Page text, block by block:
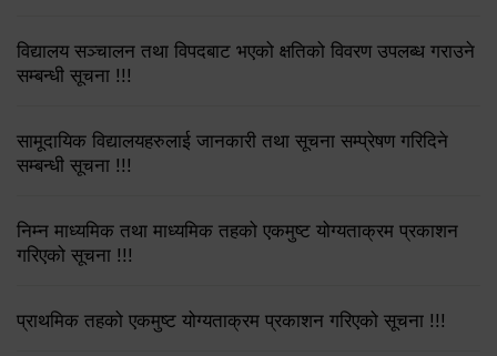
विद्यालय सञ्चालन तथा विपदबाट भएको क्षतिको विवरण उपलब्ध गराउने
सम्बन्धी सूचना !!!
सामूदायिक विद्यालयहरुलाई जानकारी तथा सूचना सम्प्रेषण गरिदिने
सम्बन्धी सूचना !!!
निम्न माध्यमिक तथा माध्यमिक तहको एकमुष्ट योग्यताक्रम प्रकाशन
गरिएको सूचना !!!
प्राथमिक तहको एकमुष्ट योग्यताक्रम प्रकाशन गरिएको सूचना !!!